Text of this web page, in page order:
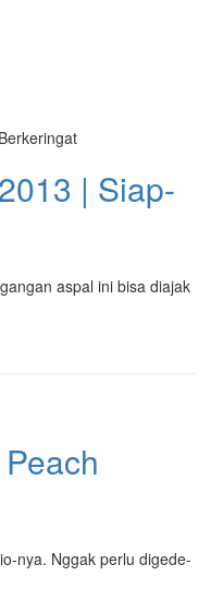
| Siap-
aspal ini bisa diajak
nya. Nggak perlu digede-